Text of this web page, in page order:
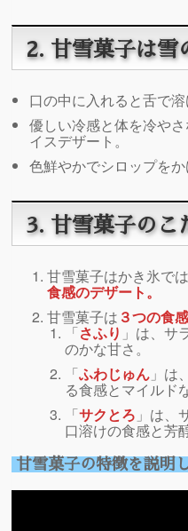
2. 甘雪菓子は雪
口の中に入れると舌で溶
優しい冷感と体を冷や
イスデザート。
色鮮やかでシロップを
3. 甘雪菓子のこ
甘雪菓子はかき氷で
食感のデザート。
甘雪菓子は ３つの食
「さふり 」は、サ
のかな甘さ。
「ふわじゅん 」は
る食感とマイルド
「サクとろ 」は、
口溶けの食感と芳
甘雪菓子の特徴を説明